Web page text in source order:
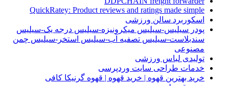
QuickRatey: Product reviews and ratings made simple
اسکوربرد سالن ورزشی
پودر سیلیس-سیلیس میکرونیزه-سیلیس درجه یک-سیلیس
سندبلاست-سیلیس تصفیه آب-سیلیس استخر-سیلیس چمن
مصنوعی
تولیدی لباس ورزشی
خدمات طراحی سایت وردپرسی
خرید بهترین قهوه | خرید قهوه | قهوه گرنیکا کافی